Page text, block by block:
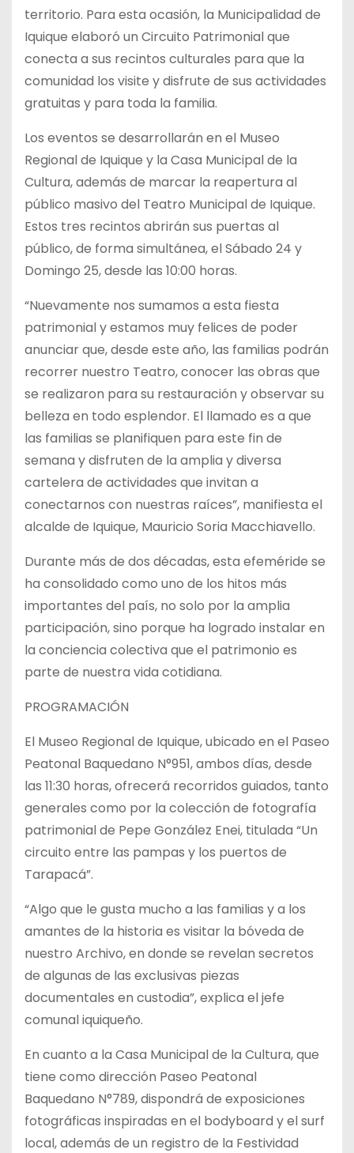
territorio. Para esta ocasión, la Municipalidad de
Iquique elaboró un Circuito Patrimonialque
conecta a sus recintos culturales para que la
comunidad los visite y disfrute de sus actividades
gratuitas y para toda la familia.
Los eventos se desarrollarán en el Museo
Regional de Iquique y la Casa Municipal de la
Cultura, además de marcar la reapertura al
público masivo del Teatro Municipal de Iquique.
Estos tres recintos abrirán sus puertas al
público, de forma simultánea, el Sábado 24 y
Domingo 25, desde las 10:00 horas.
“Nuevamente nos sumamos a esta fiesta
patrimonial y estamos muy felices de poder
anunciar que, desde este año, las familias podrán
recorrer nuestro Teatro, conocer las obras que
se realizaron para su restauración y observar su
belleza en todo esplendor. El llamado es a que
las familias se planifiquen para este fin de
semana y disfruten de la amplia y diversa
cartelera de actividades que invitan a
conectarnos con nuestras raíces”, manifiesta el
alcalde de Iquique, Mauricio Soria Macchiavello.
Durante más de dos décadas, esta efeméride se
ha consolidado como uno de los hitos más
importantes del país, no solo por la amplia
participación, sino porque ha logrado instalar en
la conciencia colectiva que el patrimonio es
parte de nuestra vida cotidiana.
PROGRAMACIÓN
El Museo Regional de Iquique, ubicado en el Paseo
Peatonal Baquedano N°951, ambos días, desde
las 11:30 horas, ofrecerá recorridos guiados, tanto
generales como por la colección de fotografía
patrimonial de Pepe González Enei, titulada “Un
circuito entre las pampas y los puertos de
Tarapacá”.
“Algo que le gusta mucho a las familias y a los
amantes de la historia es visitar la bóveda de
nuestro Archivo, en donde se revelan secretos
de algunas de las exclusivas piezas
documentales en custodia”, explica el jefe
comunal iquiqueño.
En cuanto a la Casa Municipal de la Cultura, que
tiene como dirección Paseo Peatonal
Baquedano N°789, dispondrá de exposiciones
fotográficas inspiradas en el bodyboard y el surf
local, además de un registro de la Festividad